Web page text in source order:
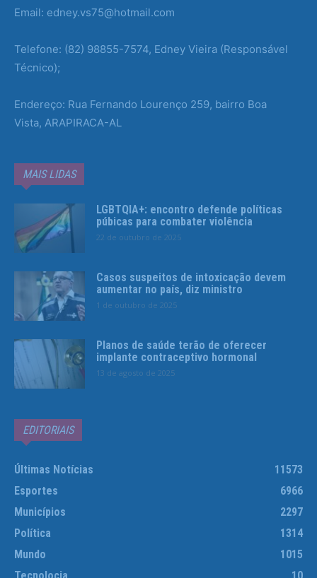
Email: edney.vs75@hotmail.com
Telefone: (82) 98855-7574, Edney Vieira (Responsável
Técnico);
Endereço: Rua Fernando Lourenço 259, bairro Boa
Vista, ARAPIRACA-AL
MAIS LIDAS
LGBTQIA+: encontro defende políticas
púbicas para combater violência
22 de outubro de 2025
Casos suspeitos de intoxicação devem
aumentar no país, diz ministro
1 de outubro de 2025
Planos de saúde terão de oferecer
implante contraceptivo hormonal
13 de agosto de 2025
EDITORIAIS
Últimas Notícias
11573
Esportes
6966
Municípios
2297
Política
1314
Mundo
1015